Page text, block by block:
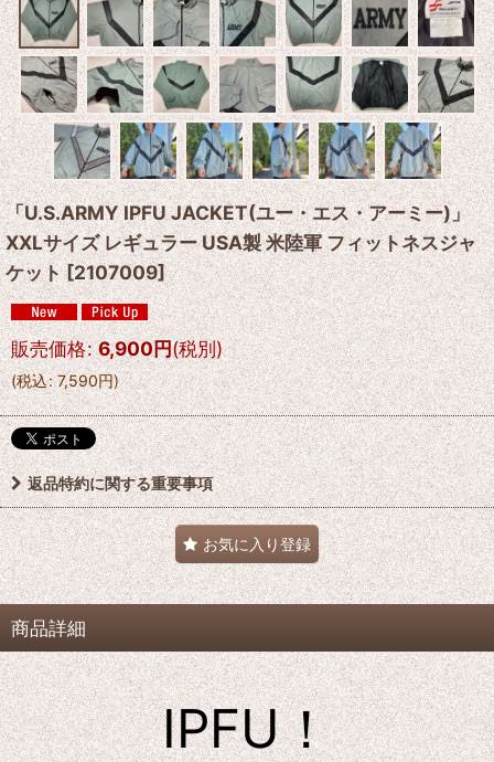
「U.S.ARMY IPFU JACKET(ユー・エス・アーミー)」
XXLサイズ レギュラー USA製 米陸軍 フィットネスジャ
ケット[2107009]
販売価格: 6,900円(税別)
(税込: 7,590円)
返品特約に関する重要事項
お気に入り登録
商品詳細
IPFU！